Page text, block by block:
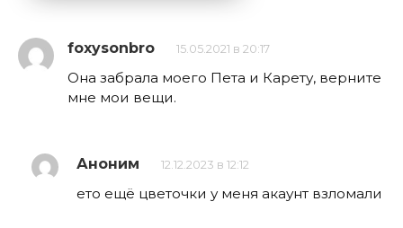
foxysonbro 15.05.2021 в 20:17
Она забрала моего Пета и Карету, верните
мне мои вещи.
Аноним 12.12.2023 в 12:12
ето ещё цветочки у меня акаунт взломали